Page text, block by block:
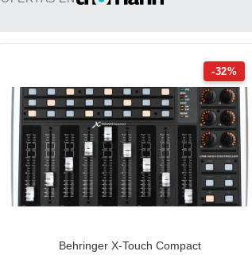
-32%
Behringer X-Touch Compact